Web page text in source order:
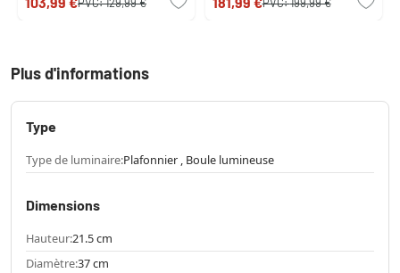
Plus d'informations
Type
Type de luminaire:Plafonnier , Boule lumineuse
Dimensions
Hauteur:21.5 cm
Diamètre:37 cm